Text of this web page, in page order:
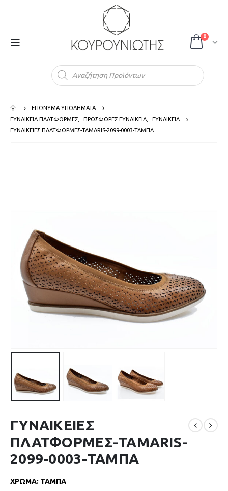
0
ΕΠΩΝΥΜΑ ΥΠΟΔΗΜΑΤΑ
ΓΥΝΑΙΚΕΙΑ ΠΛΑΤΦΟΡΜΕΣ
ΠΡΟΣΦΟΡΕΣ ΓΥΝΑΙΚΕΙΑ
ΓΥΝΑΙΚΕΙΑ
ΓΥΝΑΙΚΕΙΕΣ ΠΛΑΤΦΟΡΜΕΣ-TAMARIS-2099-0003-ΤΑΜΠΑ
ΓΥΝΑΙΚΕΙΕΣ
ΠΛΑΤΦΟΡΜΕΣ-TAMARIS-
2099-0003-ΤΑΜΠΑ
ΧΡΩΜΑ: ΤΑΜΠΑ